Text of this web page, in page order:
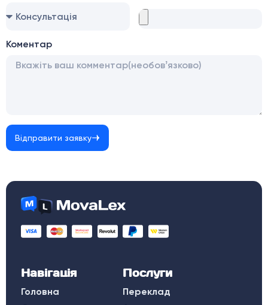
Коментар
Відправити заявку
Навігація
Головна
Послуги
Переклад